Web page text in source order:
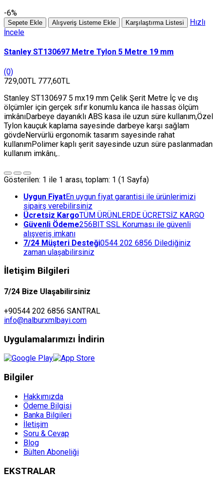
-6%
Sepete Ekle Alışveriş Listeme Ekle Karşılaştırma Listesi
Hızlı
İncele
Stanley ST130697 Metre Tylon 5 Metre 19 mm
(0)
729,00TL 777,60TL
Stanley ST130697 5 mx19 mm Çelik Şerit Metre İç ve dış
ölçümler için gerçek sıfır konumlu kanca ile hassas ölçüm
imkânıDarbeye dayanıklı ABS kasa ile uzun süre kullanım,Özel
Tylon kauçuk kaplama sayesinde darbeye karşı sağlam
gövdeNervürlü ergonomik tasarım sayesinde rahat
kullanımPolimer kaplı şerit sayesinde uzun süre paslanmadan
kullanım imkânı,..
Gösterilen: 1 ile 1 arası, toplam: 1 (1 Sayfa)
Uygun FiyatEn uygun fiyat garantisi ile ürünlerimizi
sipairş verebilirsiniz
Ücretsiz KargoTÜM ÜRÜNLERDE ÜCRETSİZ KARGO
Güvenli Ödeme256BIT SSL Koruması ile güvenli
alışveriş imkanı
7/24 Müşteri Desteği0544 202 6856 Dilediğiniz
zaman ulaşabilirsiniz
İletişim Bilgileri
7/24 Bize Ulaşabilirsiniz
+90544 202 6856 SANTRAL
info@nalburxmlbayi.com
Uygulamalarımızı İndirin
Bilgiler
Hakkımızda
Ödeme Bilgisi
Banka Bilgileri
İletişim
Soru & Cevap
Blog
Bülten Aboneliği
EKSTRALAR